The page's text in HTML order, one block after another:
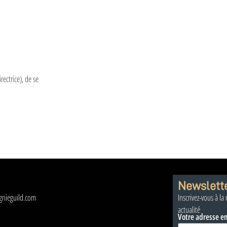
de se
Inscrivez-vous à
actualité
Votre adresse